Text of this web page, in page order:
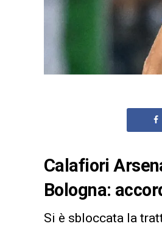
Calafiori
Bologna:
Si è sbloccata la